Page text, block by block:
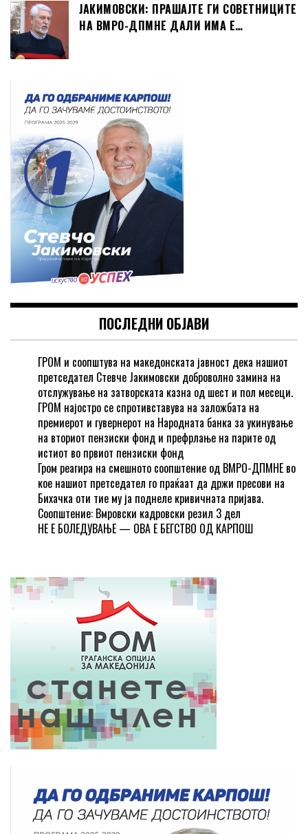
ЈАКИМОВСКИ: ПРАШАЈТЕ ГИ СОВЕТНИЦИТЕ
НА ВМРО-ДПМНЕ ДАЛИ ИМА Е…
ПОСЛЕДНИ ОБЈАВИ
ГРОМ и соопштува на македонската јавност дека нашиот
претседател Стевче Јакимовски доброволно замина на
отслужување на затворската казна од шест и пол месеци.
ГРОМ најостро се спротивставува на заложбата на
премиерот и гувернерот на Народната банка за укинување
на вториот пензиски фонд и префрлање на парите од
истиот во првиот пензиски фонд
Гром реагира на смешното соопштение од ВМРО-ДПМНЕ во
кое нашиот претседател го праќаат да држи пресови на
Бихачка оти тие му ја поднеле кривичната пријава.
Соопштение: Вмровски кадровски резил 3 дел
НЕ Е БОЛЕДУВАЊЕ — ОВА Е БЕГСТВО ОД КАРПОШ